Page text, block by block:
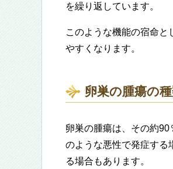
を繰り返しています。
このような機能の宿命と
やすくなります。
卵巣の腫瘍の
卵巣の腫瘍は、その約
のような悪性で発症する
る場合もあります。